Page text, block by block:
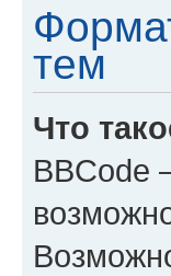
тем
Что
BBCode